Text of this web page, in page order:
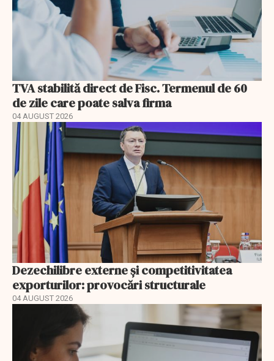
TVA stabilită direct de Fisc. Termenul de 60
de zile care poate salva firma
04 AUGUST 2026
Dezechilibre externe și competitivitatea
exporturilor: provocări structurale
04 AUGUST 2026